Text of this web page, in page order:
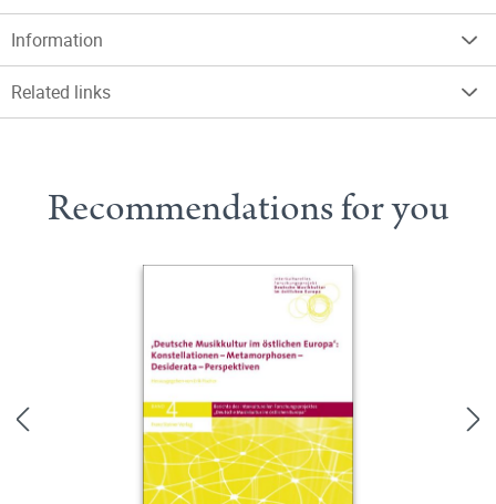
Information
Related links
Recommendations for you